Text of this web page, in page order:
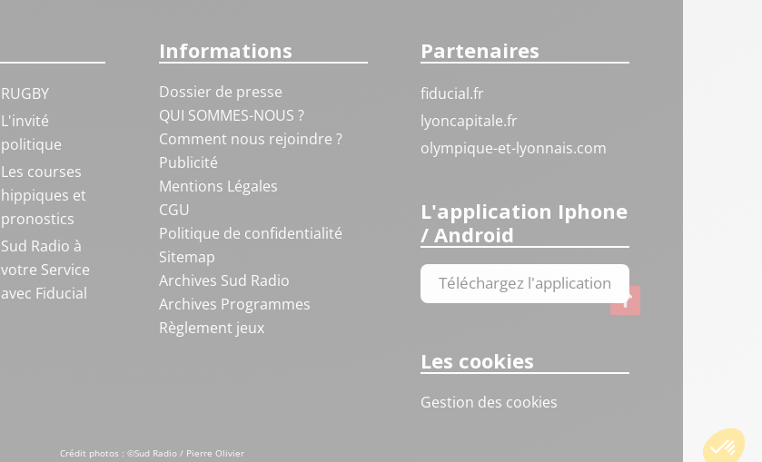
RUGBY
L'invité
politique
Les courses
hippiques et
pronostics
Sud Radio à
votre Service
avec Fiducial
Informations
Dossier de presse
QUI SOMMES-NOUS ?
Comment nous rejoindre ?
Publicité
Mentions Légales
CGU
Politique de confidentialité
Sitemap
Archives Sud Radio
Archives Programmes
Règlement jeux
Partenaires
fiducial.fr
lyoncapitale.fr
olympique-et-lyonnais.com
L'application Iphone
/ Android
Téléchargez l'application
Les cookies
Gestion des cookies
Crédit photos : ©Sud Radio / Pierre Olivier